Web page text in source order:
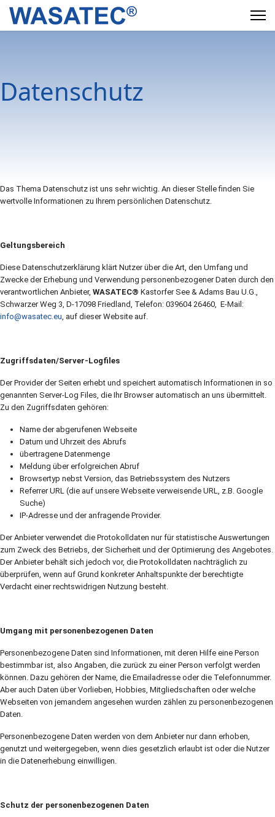
Datenschutz
Das Thema Datenschutz ist uns sehr wichtig. An dieser Stelle finden Sie
wertvolle Informationen zu Ihrem persönlichen Datenschutz.
Geltungsbereich
Diese Datenschutzerklärung klärt Nutzer über die Art, den Umfang und
Zwecke der Erhebung und Verwendung personenbezogener Daten durch den
verantwortlichen Anbieter, WASATEC® Kastorfer See & Adams Bau U.G.,
Schwarzer Weg 3, D-17098 Friedland, Telefon: 039604 26460, E-Mail:
info@wasatec.eu, auf dieser Website auf.
Zugriffsdaten/Server-Logfiles
Der Provider der Seiten erhebt und speichert automatisch Informationen in so
genannten Server-Log Files, die Ihr Browser automatisch an uns übermittelt.
Zu den Zugriffsdaten gehören:
Name der abgerufenen Webseite
Datum und Uhrzeit des Abrufs
übertragene Datenmenge
Meldung über erfolgreichen Abruf
Browsertyp nebst Version, das Betriebssystem des Nutzers
Referrer URL (die auf unsere Webseite verweisende URL, z.B. Google
Suche)
IP-Adresse und der anfragende Provider.
Der Anbieter verwendet die Protokolldaten nur für statistische Auswertungen
zum Zweck des Betriebs, der Sicherheit und der Optimierung des Angebotes.
Der Anbieter behält sich jedoch vor, die Protokolldaten nachträglich zu
überprüfen, wenn auf Grund konkreter Anhaltspunkte der berechtigte
Verdacht einer rechtswidrigen Nutzung besteht.
Umgang mit personenbezogenen Daten
Personenbezogene Daten sind Informationen, mit deren Hilfe eine Person
bestimmbar ist, also Angaben, die zurück zu einer Person verfolgt werden
können. Dazu gehören der Name, die Emailadresse oder die Telefonnummer.
Aber auch Daten über Vorlieben, Hobbies, Mitgliedschaften oder welche
Webseiten von jemandem angesehen wurden zählen zu personenbezogenen
Daten.
Personenbezogene Daten werden von dem Anbieter nur dann erhoben,
genutzt und weitergegeben, wenn dies gesetzlich erlaubt ist oder die Nutzer
in die Datenerhebung einwilligen.
Schutz der personenbezogenen Daten